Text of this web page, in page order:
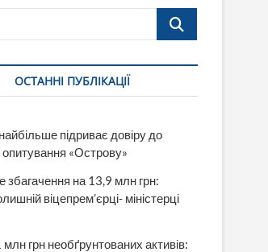
Поиск…
ОСТАННІ ПУБЛІКАЦІЇ
підриває довіру до
«Острову»
збагачення на 13,9 млн грн:
віцепрем’єрці- міністерці
грн необґрунтованих активів: